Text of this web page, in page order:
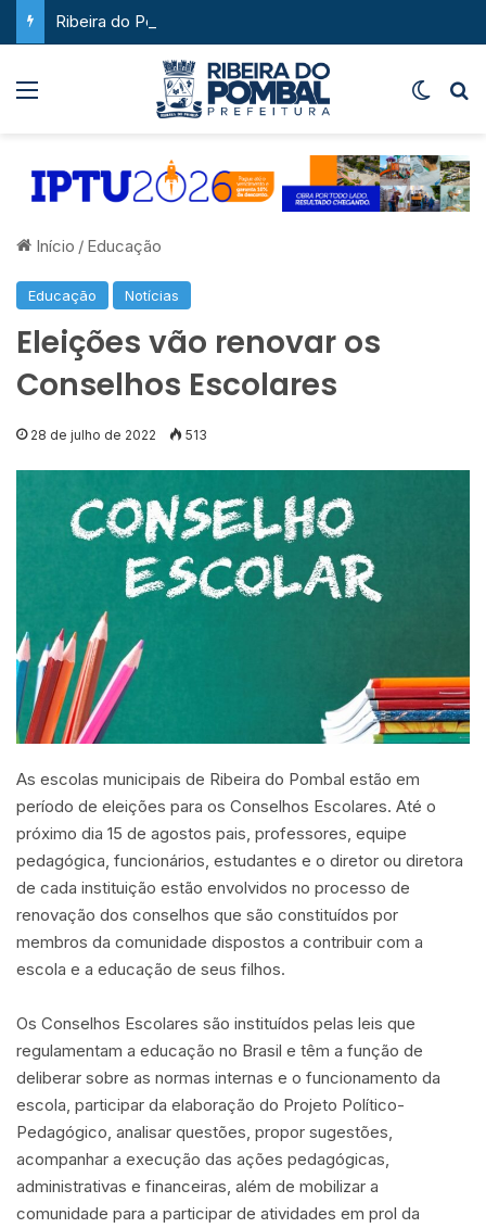
Início / Educação
Educação Notícias
Eleições vão renovar os
Conselhos Escolares
28 de julho de 2022 513
As escolas municipais de Ribeira do Pombal estão em
período de eleições para os Conselhos Escolares. Até o
próximo dia 15 de agostos pais, professores, equipe
pedagógica, funcionários, estudantes e o diretor ou diretora
de cada instituição estão envolvidos no processo de
renovação dos conselhos que são constituídos por
membros da comunidade dispostos a contribuir com a
escola e a educação de seus filhos.
Os Conselhos Escolares são instituídos pelas leis que
regulamentam a educação no Brasil e têm a função de
deliberar sobre as normas internas e o funcionamento da
escola, participar da elaboração do Projeto Político-
Pedagógico, analisar questões, propor sugestões,
acompanhar a execução das ações pedagógicas,
administrativas e financeiras, além de mobilizar a
comunidade para a participar de atividades em prol da